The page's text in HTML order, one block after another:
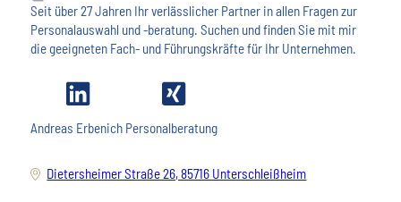
Seit über 27 Jahren Ihr verlässlicher Partner in allen Fragen zur
Personalauswahl und -beratung. Suchen und finden Sie mit mir
die geeigneten Fach- und Führungskräfte für Ihr Unternehmen.
Andreas Erbenich Personalberatung
Dietersheimer Straße 26, 85716 Unterschleißheim